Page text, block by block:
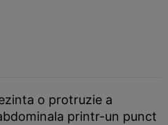
o protruzie a
printr-un punct